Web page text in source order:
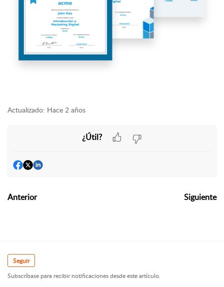
Actualizado: Hace 2 años
¿Útil?
Anterior Siguiente
Seguir
Subscríbase para recibir notificaciones desde este artículo.